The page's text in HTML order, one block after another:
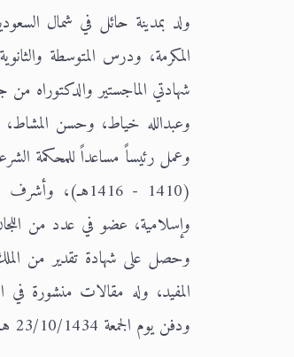
وعبدالله خياط، وحسن
وعمل رئيساً مساعداً للمحكمة
(1410 -
وإسلامية، عضو في عدد من
ودفن يوم الجمعة 23/10/1434 هـ.